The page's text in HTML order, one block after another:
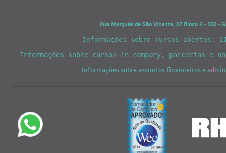
Rua Marquês de São Vicente, 67 Bloco 2 - 306 -
Informações sobre cursos abertos:
Informações sobre cursos in company, parcerias e
Informações sobre assuntos financeiros e